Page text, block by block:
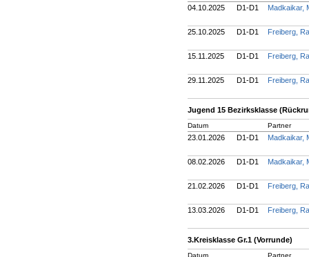
04.10.2025 D1-D1 Madkaikar,
25.10.2025 D1-D1 Freiberg,
15.11.2025 D1-D1 Freiberg,
29.11.2025 D1-D1 Freiberg,
Jugend 15 Bezirksklasse
Datum Partner
23.01.2026 D1-D1 Madkaikar,
08.02.2026 D1-D1 Madkaikar,
21.02.2026 D1-D1 Freiberg,
13.03.2026 D1-D1 Freiberg,
3.Kreisklasse Gr.1 (Vorrunde)
Datum Partner